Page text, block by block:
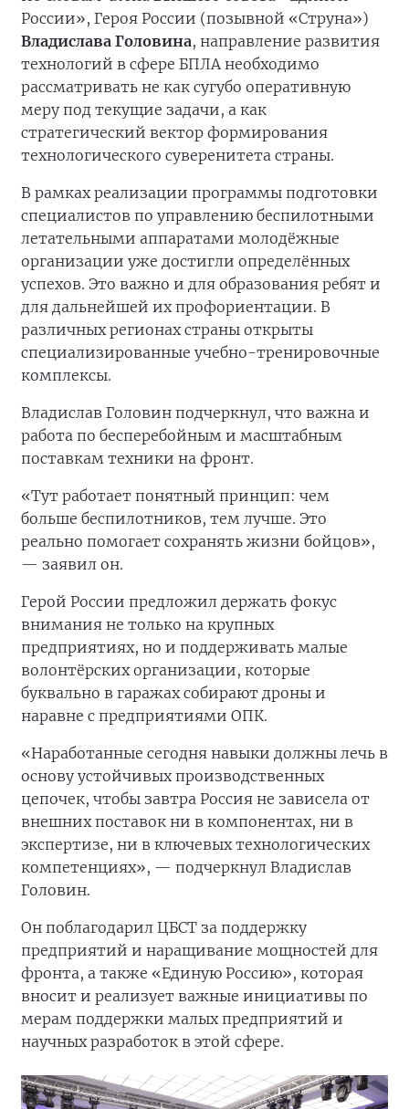
России», Героя России (позывной «Струна»)
Владислава Головина, направление развития
технологий в сфере БПЛА необходимо
рассматривать не как сугубо оперативную
меру под текущие задачи, а как
стратегический вектор формирования
технологического суверенитета страны.
В рамках реализации программы подготовки
специалистов по управлению беспилотными
летательными аппаратами молодёжные
организации уже достигли определённых
успехов. Это важно и для образования ребят и
для дальнейшей их профориентации. В
различных регионах страны открыты
специализированные учебно-тренировочные
комплексы.
Владислав Головин подчеркнул, что важна и
работа по бесперебойным и масштабным
поставкам техники на фронт.
«Тут работает понятный принцип: чем
больше беспилотников, тем лучше. Это
реально помогает сохранять жизни бойцов»,
— заявил он.
Герой России предложил держать фокус
внимания не только на крупных
предприятиях, но и поддерживать малые
волонтёрских организации, которые
буквально в гаражах собирают дроны и
наравне с предприятиями ОПК.
«Наработанные сегодня навыки должны лечь в
основу устойчивых производственных
цепочек, чтобы завтра Россия не зависела от
внешних поставок ни в компонентах, ни в
экспертизе, ни в ключевых технологических
компетенциях», — подчеркнул Владислав
Головин.
Он поблагодарил ЦБСТ за поддержку
предприятий и наращивание мощностей для
фронта, а также «Единую Россию», которая
вносит и реализует важные инициативы по
мерам поддержки малых предприятий и
научных разработок в этой сфере.